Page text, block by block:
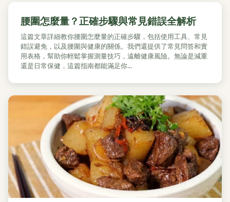
腰圍怎麼量？正確步驟與常見錯誤全解析
這篇文章詳細教你腰圍怎麼量的正確步驟，包括使用工具、常見
錯誤避免，以及腰圍與健康的關係。我們還提供了常見問答和實
用表格，幫助你輕鬆掌握測量技巧，遠離健康風險。無論是減重
還是日常保健，這篇指南都能滿足你...